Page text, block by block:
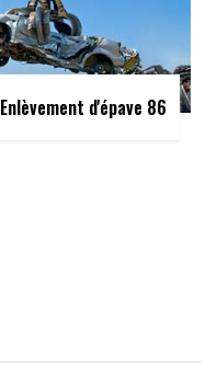
Enlèvement d'épave 86